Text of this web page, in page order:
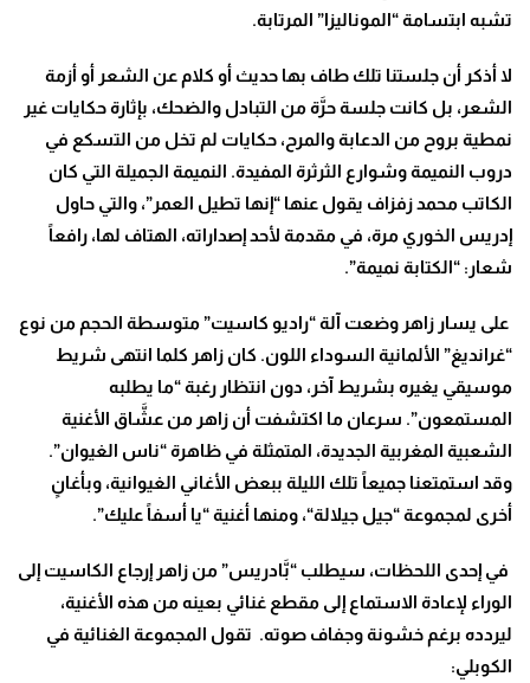
تشبه ابتسامة “الموناليزا” المرتابة.
لا أذكر أن جلستنا تلك طاف بها حديث أو كلام عن الشعر أو أزمة
الشعر، بل كانت جلسة حرَّة من التبادل والضحك، بإثارة حكايات غير
نمطية بروح من الدعابة والمرح، حكايات لم تخل من التسكع في
دروب النميمة وشوارع الثرثرة المفيدة. النميمة الجميلة التي كان
الكاتب محمد زفزاف يقول عنها “إنها تطيل العمر”، والتي حاول
إدريس الخوري مرة، في مقدمة لأحد إصداراته، الهتاف لها، رافعاً
شعار: “الكتابة نميمة”.
على يسار زاهر وضعت آلة “راديو كاسيت” متوسطة الحجم من نوع
“غرانديغ” الألمانية السوداء اللون. كان زاهر كلما انتهى شريط
موسيقي يغيره بشريط آخر، دون انتظار رغبة “ما يطلبه
المستمعون”. سرعان ما اكتشفت أن زاهر من عشَّاق الأغنية
الشعبية المغربية الجديدة، المتمثلة في ظاهرة “ناس الغيوان”.
وقد استمتعنا جميعاً تلك الليلة ببعض الأغاني الغيوانية، وبأغانٍ
أخرى لمجموعة “جيل جيلالة“، ومنها أغنية “يا أسفاً عليك”.
في إحدى اللحظات، سيطلب “بَّادريس” من زاهر إرجاع الكاسيت إلى
الوراء لإعادة الاستماع إلى مقطع غنائي بعينه من هذه الأغنية،
ليردده برغم خشونة وجفاف صوته. تقول المجموعة الغنائية في
الكوبلي: